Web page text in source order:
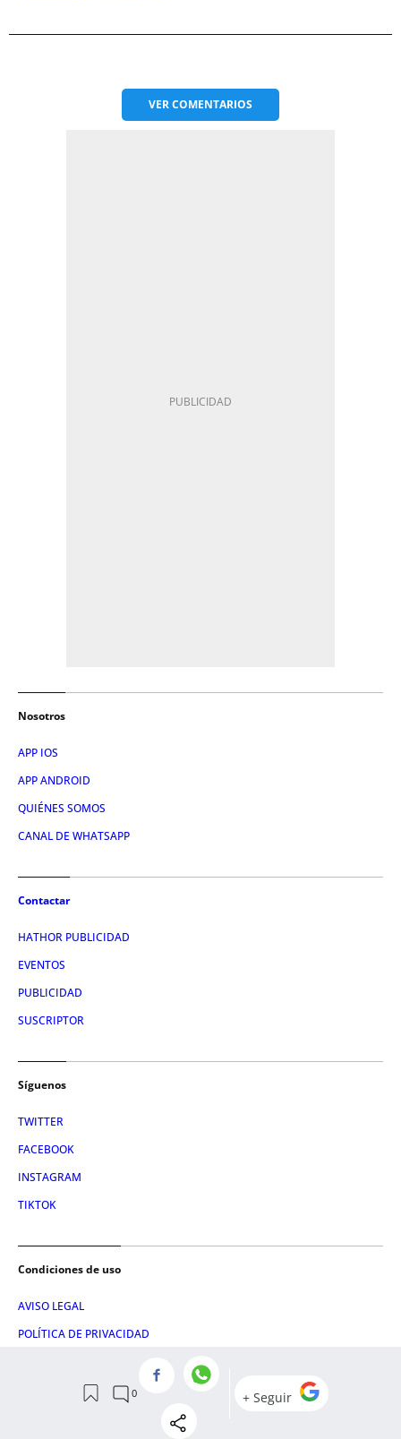
VERCOMENTARIOS
Nosotros
APP IOS
APP ANDROID
QUIÉNES SOMOS
CANAL DE WHATSAPP
Contactar
HATHOR PUBLICIDAD
EVENTOS
PUBLICIDAD
SUSCRIPTOR
Síguenos
TWITTER
FACEBOOK
INSTAGRAM
TIKTOK
Condiciones de uso
AVISO LEGAL
POLÍTICA DE PRIVACIDAD
POLÍTICA DE COOKIES